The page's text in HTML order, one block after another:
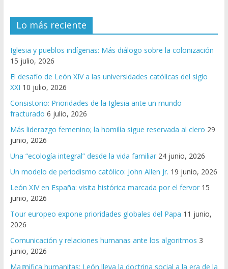
Lo más reciente
Iglesia y pueblos indígenas: Más diálogo sobre la colonización
15 julio, 2026
El desafío de León XIV a las universidades católicas del siglo
XXI 10 julio, 2026
Consistorio: Prioridades de la Iglesia ante un mundo
fracturado 6 julio, 2026
Más liderazgo femenino; la homilía sigue reservada al clero 29
junio, 2026
Una “ecología integral” desde la vida familiar 24 junio, 2026
Un modelo de periodismo católico: John Allen Jr. 19 junio, 2026
León XIV en España: visita histórica marcada por el fervor 15
junio, 2026
Tour europeo expone prioridades globales del Papa 11 junio,
2026
Comunicación y relaciones humanas ante los algoritmos 3
junio, 2026
Magnifica humanitas: León lleva la doctrina social a la era de la